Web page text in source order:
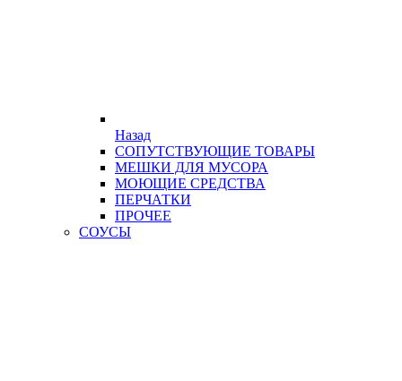
Назад
СОПУТСТВУЮЩИЕ ТОВАРЫ
МЕШКИ ДЛЯ МУСОРА
МОЮЩИЕ СРЕДСТВА
ПЕРЧАТКИ
ПРОЧЕЕ
СОУСЫ